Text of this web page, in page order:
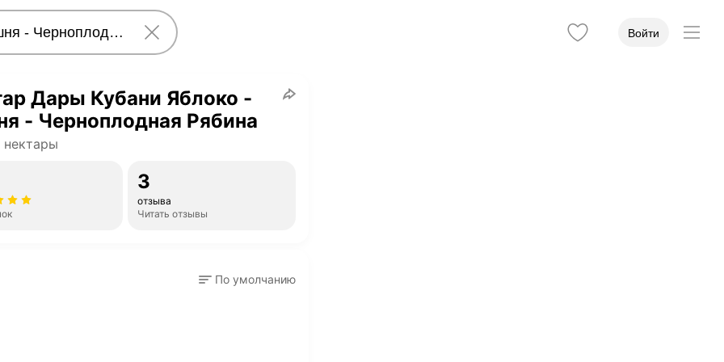
Войти
Дары Кубани Яблоко -
- Черноплодная Рябина
3
отзыва
Читать отзывы
По умолчанию